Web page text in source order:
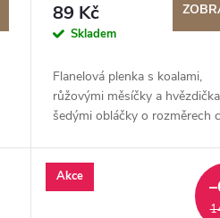
89 Kč
Skladem
Flanelová plenka s koalami,
růžovými měsíčky a
šedými obláčky o rozměrech
Akce